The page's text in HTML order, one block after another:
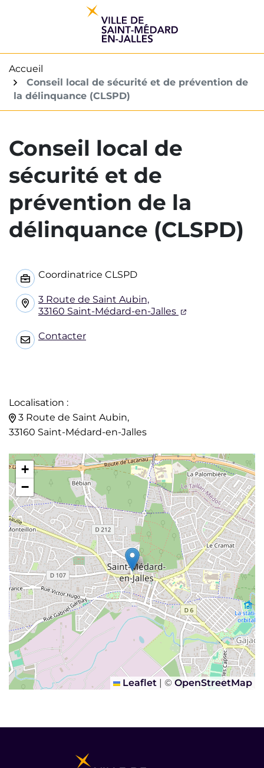
Accueil
Conseil local de sécurité et de prévention de
la délinquance (CLSPD)
Conseil local de
sécurité et de
prévention de la
délinquance (CLSPD)
Coordinatrice CLSPD
3 Route de Saint Aubin,
33160 Saint-Médard-en-Jalles
(ouverture
Contacter
Localisation :
3 Route de Saint Aubin,
33160 Saint-Médard-en-Jalles
+
−
Leaflet | © OpenStreetMap